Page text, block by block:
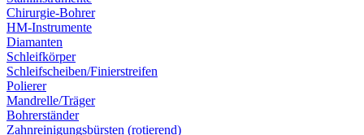
Chirurgie-Bohrer
HM-Instrumente
Diamanten
Schleifkörper
Schleifscheiben/Finierstreifen
Polierer
Mandrelle/Träger
Bohrerständer
Zahnreinigungsbürsten (rotierend)